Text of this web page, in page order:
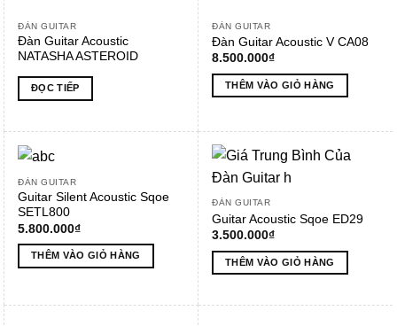
ĐÀN GUITAR
Đàn Guitar Acoustic
NATASHA ASTEROID
ĐỌC TIẾP
ĐÀN GUITAR
Đàn Guitar Acoustic V CA08
8.500.000₫
THÊM VÀO GIỎ HÀNG
ĐÀN GUITAR
Guitar Silent Acoustic Sqoe
SETL800
5.800.000₫
THÊM VÀO GIỎ HÀNG
ĐÀN GUITAR
Guitar Acoustic Sqoe ED29
3.500.000₫
THÊM VÀO GIỎ HÀNG